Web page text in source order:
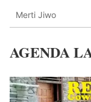
Merti Jiwo
AGENDA